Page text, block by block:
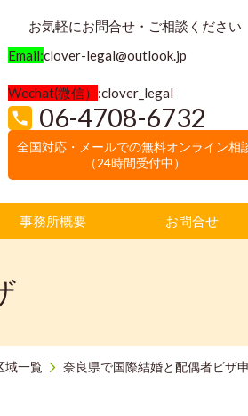
お気軽にお問合せ・ご相談ください
Email:clover-legal@outlook.jp
Wechat(微信） :clover_legal
06-4708-6732
全国対応・メールでの無料オンライン相
（24時間受付中）
事務所概要 お問合せ
域一覧 奈良県で国際結婚と配偶者ビザ